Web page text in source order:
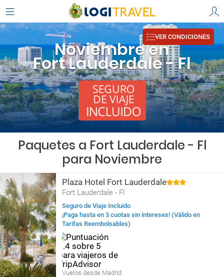
Noviembre en
Fort Lauderdale - Fl
VER CONDICIONES
Paquetes a Fort Lauderdale - Fl
para Noviembre
Plaza Hotel Fort Lauderdale
Fort Lauderdale - Fl
Seguro de Viaje Incluido
¡Paga hasta en 3 cuotas sin intereses! (Válido en
Tarifas Reembolsables)
Vuelos desde Madrid